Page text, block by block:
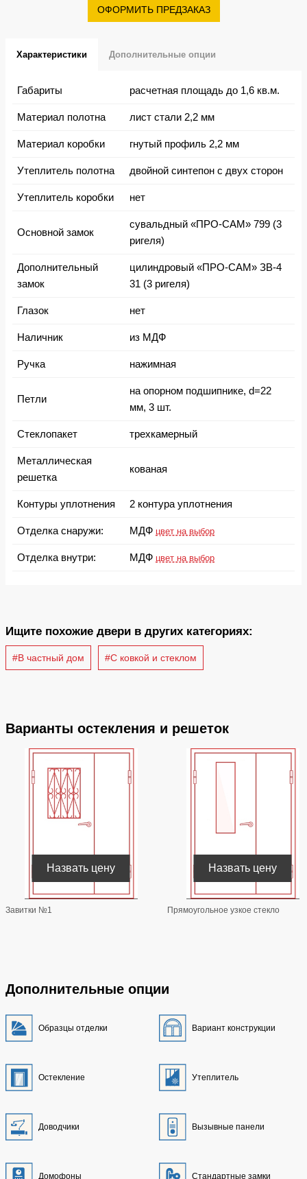
ОФОРМИТЬ ПРЕДЗАКАЗ
Характеристики Дополнительные опции
Габариты расчетная площадь до 1,6 кв.м.
Материал полотна лист стали 2,2 мм
Материал коробки гнутый профиль 2,2 мм
Утеплитель полотна двойной синтепон с двух сторон
Утеплитель коробки нет
Основной замок
сувальдный «ПРО-САМ» 799 (3
ригеля)
Дополнительный
замок
цилиндровый «ПРО-САМ» ЗВ-4
31 (3 ригеля)
Глазок нет
Наличник из МДФ
Ручка нажимная
Петли
на опорном подшипнике, d=22
мм, 3 шт.
Стеклопакет трехкамерный
Металлическая
решетка
кованая
Контуры уплотнения 2 контура уплотнения
Отделка снаружи: МДФ цвет на выбор
Отделка внутри: МДФ цвет на выбор
Ищите похожие двери в других категориях:
#В частный дом #С ковкой и стеклом
Варианты остекления и решеток
Завитки №1
Назвать цену
Прямоугольное узкое стекло
Назвать цену
Дополнительные опции
Образцы отделки Вариант конструкции
Остекление Утеплитель
Доводчики Вызывные панели
Домофоны Стандартные замки